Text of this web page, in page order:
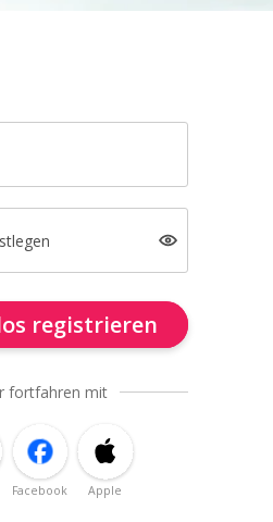
registrieren
fortfahren mit
Facebook Apple